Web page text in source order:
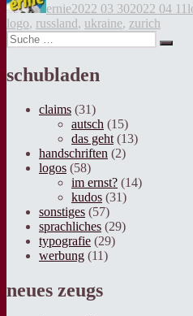
ernie2022 03 302022 04 11
logo, russland, ukraine, zurich
Suche
nach:
Suche
schubladen
claims (31)
autsch (15)
das geht (13)
handschriften (2)
logos (58)
im ernst? (14)
kudos (31)
sonstiges (57)
sprachliches (29)
typografie (29)
werbung (11)
neues zeugs